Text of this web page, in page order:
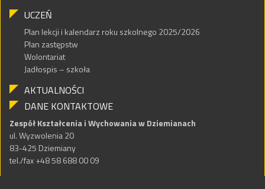
UCZEŃ
Plan lekcji i kalendarz roku szkolnego 2025/2026
Plan zastępstw
Wolontariat
Jadłospis – szkoła
AKTUALNOŚCI
DANE KONTAKTOWE
Zespół Kształcenia i Wychowania w Dziemianach
ul. Wyzwolenia 20
83-425 Dziemiany
tel./fax +48 58 688 00 09